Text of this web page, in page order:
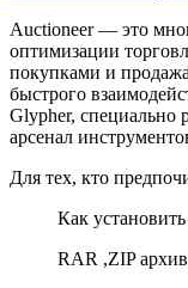
Auctioneer — это
оптимизации
покупками и
быстрого
Glypher, специально
арсенал
Для тех, кто
Как
RAR ,ZIP